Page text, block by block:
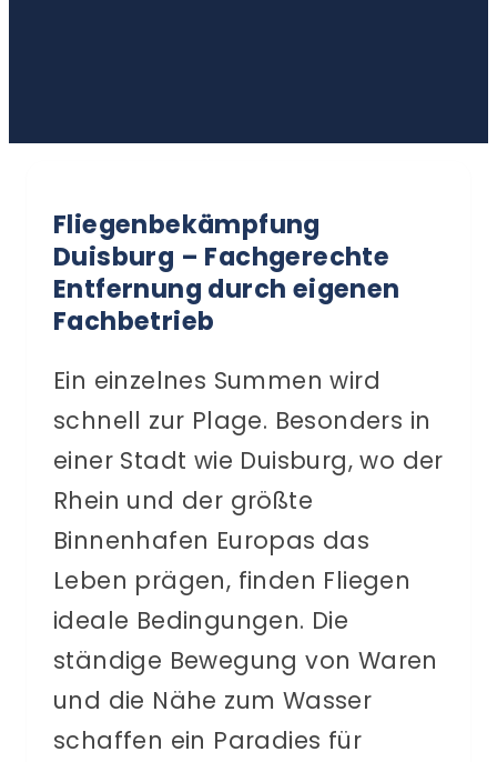
Fliegenbekämpfung
Duisburg – Fachgerechte
Entfernung durch eigenen
Fachbetrieb
Ein einzelnes Summen wird
schnell zur Plage. Besonders in
einer Stadt wie Duisburg, wo der
Rhein und der größte
Binnenhafen Europas das
Leben prägen, finden Fliegen
ideale Bedingungen. Die
ständige Bewegung von Waren
und die Nähe zum Wasser
schaffen ein Paradies für